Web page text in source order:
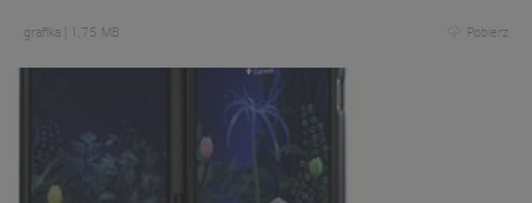
grafika 1,75 MB Pobierz